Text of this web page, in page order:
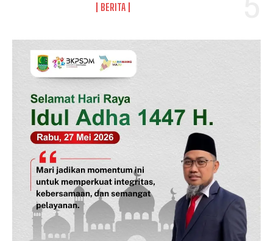
Company
Disclaimer
Redaksi
Pedoman Media Siber
Tentang Kami
Indeks Berita
BERITA